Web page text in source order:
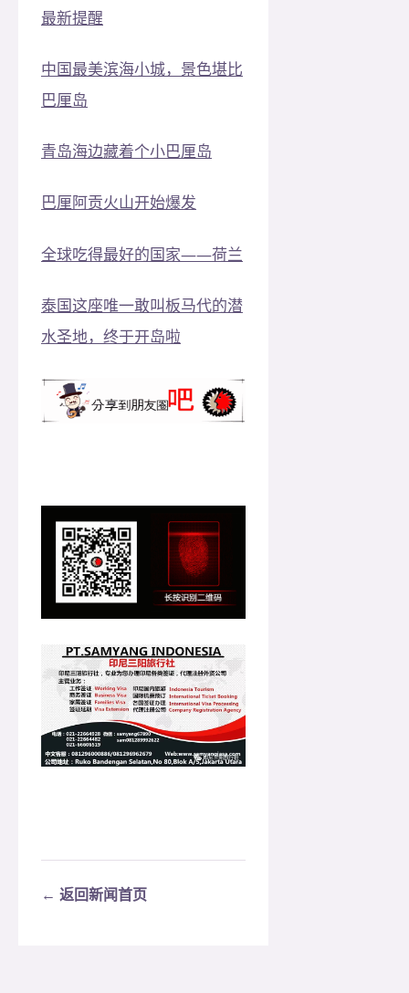
最新提醒
中国最美滨海小城，景色堪比
巴厘岛
青岛海边藏着个小巴厘岛
巴厘阿贡火山开始爆发
全球吃得最好的国家——荷兰
泰国这座唯一敢叫板马代的潜
水圣地，终于开岛啦
← 返回新闻首页